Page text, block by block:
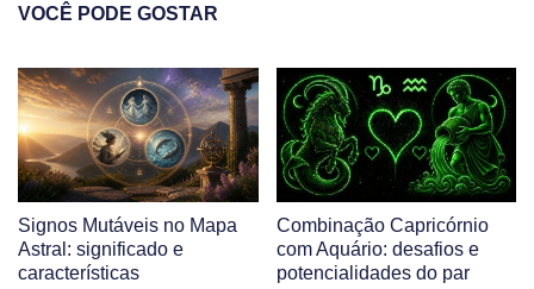
VOCÊ PODE GOSTAR
Signos Mutáveis no Mapa
Astral: significado e
características
Combinação Capricórnio
com Aquário: desafios e
potencialidades do par